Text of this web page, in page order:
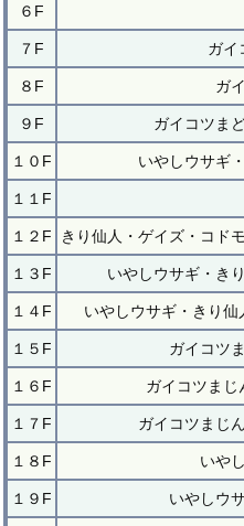
６F
７F ガイ
８F ガ
９F ガイコツま
１０F いやしウサギ
１１F
１２F きり仙人・ゲイズ・コド
１３F いやしウサギ・き
１４F いやしウサギ・きり
１５F ガイコツ
１６F ガイコツま
１７F ガイコツまじ
１８F いや
１９F いやしウ